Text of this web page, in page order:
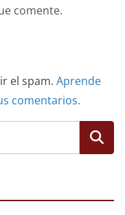
comente.
el spam. Aprende
comentarios.